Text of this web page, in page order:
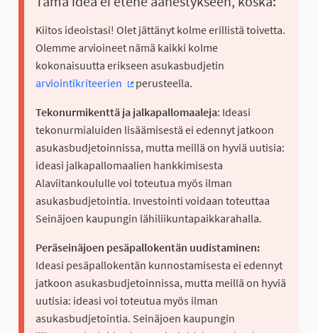
Kiitos ideoistasi! Olet jättänyt kolme erillistä toivetta.
Olemme arvioineet nämä kaikki kolme
kokonaisuutta erikseen asukasbudjetin
arviointikriteerien
perusteella.
Tekonurmikenttä ja jalkapallomaaleja: Ideasi
tekonurmialuiden lisäämisestä ei edennyt jatkoon
asukasbudjetoinnissa, mutta meillä on hyviä uutisia:
ideasi jalkapallomaalien hankkimisesta
Alaviitankoululle voi toteutua myös ilman
asukasbudjetointia. Investointi voidaan toteuttaa
Seinäjoen kaupungin lähiliikuntapaikkarahalla.
Peräseinäjoen pesäpallokentän uudistaminen:
Ideasi pesäpallokentän kunnostamisesta ei edennyt
jatkoon asukasbudjetoinnissa, mutta meillä on hyviä
uutisia: ideasi voi toteutua myös ilman
asukasbudjetointia. Seinäjoen kaupungin